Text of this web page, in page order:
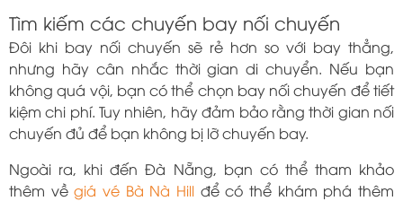
Tìm kiếm các chuyến bay nối chuyến
Đôi khi bay nối chuyến sẽ rẻ hơn so với bay thẳng,
nhưng hãy cân nhắc thời gian di chuyển. Nếu bạn
không quá vội, bạn có thể chọn bay nối chuyến để tiết
kiệm chi phí. Tuy nhiên, hãy đảm bảo rằng thời gian nối
chuyến đủ để bạn không bị lỡ chuyến bay.
Ngoài ra, khi đến Đà Nẵng, bạn có thể tham khảo
thêm vềgiá vé Bà Nà Hill để có thể khám phá thêm